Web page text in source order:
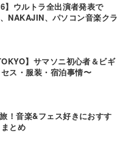
】ウルトラ全出演者発表で
NAKAJIN、パソコン音楽クラ
】サマソニ初心者＆ビギ
ス・服装・宿泊事情〜
！音楽&フェス好きにおすす
とめ